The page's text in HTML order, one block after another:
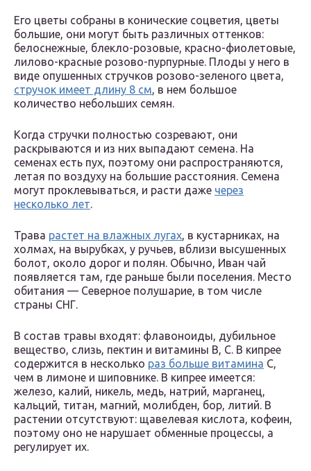
Его цветы собраны в конические соцветия, цветы
большие, они могут быть различных оттенков:
белоснежные, блекло-розовые, красно-фиолетовые,
лилово-красные розово-пурпурные. Плоды у него в
виде опушенных стручков розово-зеленого цвета,
стручок имеет длину 8 см, в нем большое
количество небольших семян.
Когда стручки полностью созревают, они
раскрываются и из них выпадают семена. На
семенах есть пух, поэтому они распространяются,
летая по воздуху на большие расстояния. Семена
могут проклевываться, и расти даже через
несколько лет.
Трава растет на влажных лугах, в кустарниках, на
холмах, на вырубках, у ручьев, вблизи высушенных
болот, около дорог и полян. Обычно, Иван чай
появляется там, где раньше были поселения. Место
обитания — Северное полушарие, в том числе
страны СНГ.
В состав травы входят: флавоноиды, дубильное
вещество, слизь, пектин и витамины В, С. В кипрее
содержится в несколько раз больше витамина C,
чем в лимоне и шиповнике. В кипрее имеется:
железо, калий, никель, медь, натрий, марганец,
кальций, титан, магний, молибден, бор, литий. В
растении отсутствуют: щавелевая кислота, кофеин,
поэтому оно не нарушает обменные процессы, а
регулирует их.